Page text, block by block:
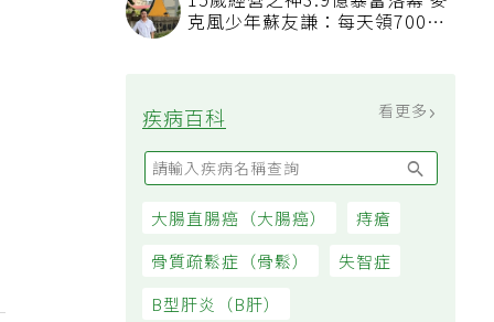
15歲經營之神3.9億暴富落幕 麥
克風少年蘇友謙：每天領700元
疾病百科
大腸直腸癌（大腸癌） 痔瘡
骨質疏鬆症（骨鬆） 失智症